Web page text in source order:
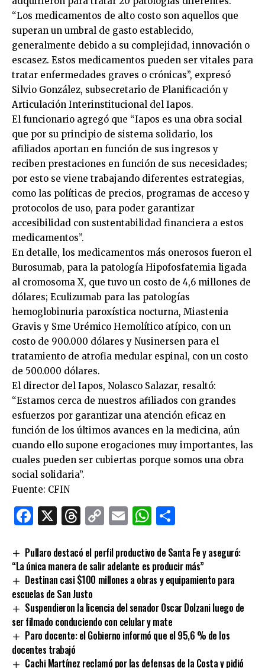
“Los medicamentos de alto costo son aquellos que
superan un umbral de gasto establecido,
generalmente debido a su complejidad, innovación o
escasez. Estos medicamentos pueden ser vitales para
tratar enfermedades graves o crónicas”, expresó
Silvio González, subsecretario de Planificación y
Articulación Interinstitucional del Iapos.
El funcionario agregó que “Iapos es una obra social
que por su principio de sistema solidario, los
afiliados aportan en función de sus ingresos y
reciben prestaciones en función de sus necesidades;
por esto se viene trabajando diferentes estrategias,
como las políticas de precios, programas de acceso y
protocolos de uso, para poder garantizar
accesibilidad con sustentabilidad financiera a estos
medicamentos”.
En detalle, los medicamentos más onerosos fueron el
Burosumab, para la patología Hipofosfatemia ligada
al cromosoma X, que tuvo un costo de 4,6 millones de
dólares; Eculizumab para las patologías
hemoglobinuria paroxística nocturna, Miastenia
Gravis y Sme Urémico Hemolítico atípico, con un
costo de 900.000 dólares y Nusinersen para el
tratamiento de atrofia medular espinal, con un costo
de 500.000 dólares.
El director del Iapos, Nolasco Salazar, resaltó:
“Estamos cerca de nuestros afiliados con grandes
esfuerzos por garantizar una atención eficaz en
función de los últimos avances en la medicina, aún
cuando ello supone erogaciones muy importantes, las
cuales pueden ser cubiertas porque somos una obra
social solidaria”.
Fuente: CFIN
Facebook
X Threads
CopyEmailWhatsApp
Pullaro destacó el perfil productivo de Santa Fe y aseguró:
“La única manera de salir adelante es producir más”
Destinan casi $100 millones a obras y equipamiento para
escuelas de San Justo
Suspendieron la licencia del senador Oscar Dolzani luego de
ser filmado conduciendo con celular y mate
Paro docente: el Gobierno informó que el 95,6 % de los
docentes trabajó
Cachi Martínez reclamó por las defensas de la Costa y pidió